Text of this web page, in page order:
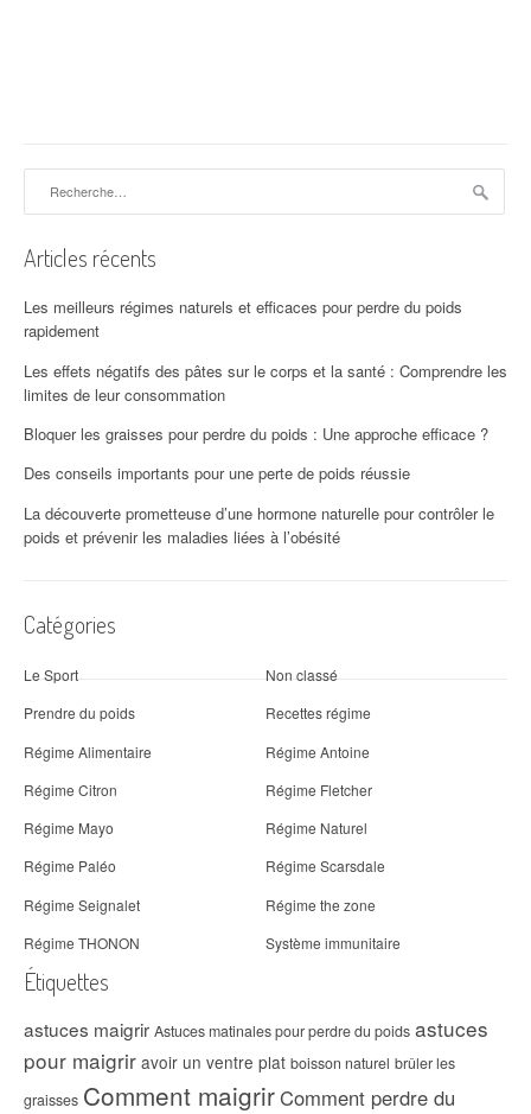
Articles récents
Les meilleurs régimes naturels et efficaces pour perdre du poids
rapidement
Les effets négatifs des pâtes sur le corps et la santé : Comprendre les
limites de leur consommation
Bloquer les graisses pour perdre du poids : Une approche efficace ?
Des conseils importants pour une perte de poids réussie
La découverte prometteuse d’une hormone naturelle pour contrôler le
poids et prévenir les maladies liées à l’obésité
Catégories
Le Sport
Non classé
Prendre du poids
Recettes régime
Régime Alimentaire
Régime Antoine
Régime Citron
Régime Fletcher
Régime Mayo
Régime Naturel
Régime Paléo
Régime Scarsdale
Régime Seignalet
Régime the zone
Régime THONON
Système immunitaire
Étiquettes
astuces maigrir Astuces matinales pour perdre du poids astuces
pour maigrir avoir un ventre plat boisson naturel brûler les
graisses Comment maigrirComment perdre du